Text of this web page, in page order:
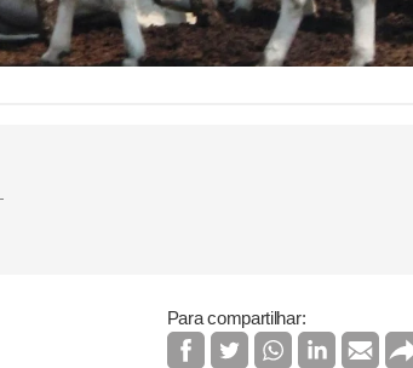
Para compartilhar: